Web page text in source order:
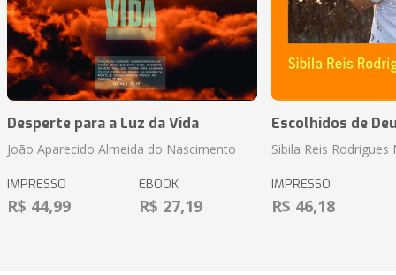
Desperte para a Luz da Vida
João Aparecido Almeida do Nascimento
IMPRESSO
R$ 44,99
EBOOK
R$ 27,19
Escolhidos de
Sibila Reis
IMPRESSO
R$ 46,18